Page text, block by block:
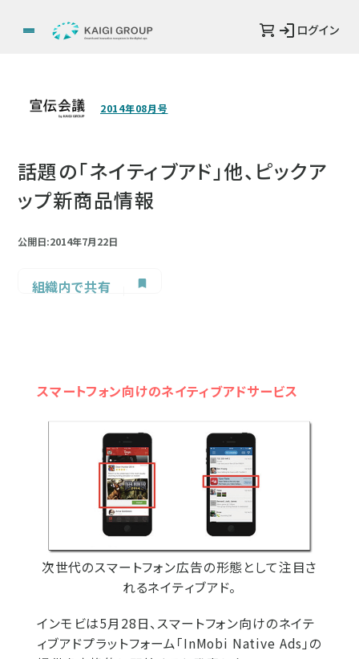
ログイン
2014年08月号
話題の「ネイティブアド」他、ピックア
ップ新商品情報
公開日:2014年7月22日
組織内で共有
スマートフォン向けのネイティブアドサービス
次世代のスマートフォン広告の形態として注目さ
れるネイティブアド。
インモビは5月28日、スマートフォン向けのネイテ
ィブアドプラットフォーム「InMobi Native Ads」の